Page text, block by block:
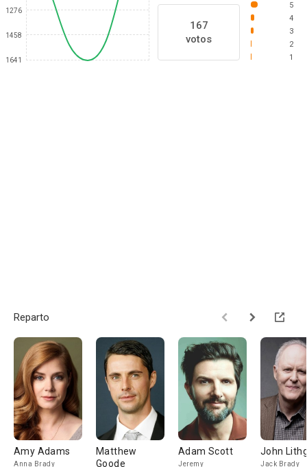
1276
1458
1641
167
votos
5
4
3
2
1
Reparto
Amy Adams
Anna Brady
Matthew
Goode
Adam Scott
Jeremy
John
Jack Brady